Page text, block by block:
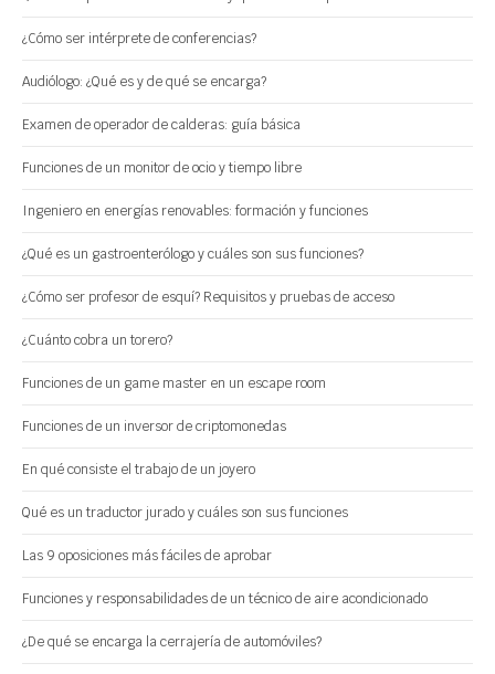
¿Cómo ser intérprete de conferencias?
Audiólogo: ¿Qué es y de qué se encarga?
Examen de operador de calderas: guía básica
Funciones de un monitor de ocio y tiempo libre
Ingeniero en energías renovables: formación y funciones
¿Qué es un gastroenterólogo y cuáles son sus funciones?
¿Cómo ser profesor de esquí? Requisitos y pruebas de acceso
¿Cuánto cobra un torero?
Funciones de un game master en un escape room
Funciones de un inversor de criptomonedas
En qué consiste el trabajo de un joyero
Qué es un traductor jurado y cuáles son sus funciones
Las 9 oposiciones más fáciles de aprobar
Funciones y responsabilidades de un técnico de aire acondicionado
¿De qué se encarga la cerrajería de automóviles?